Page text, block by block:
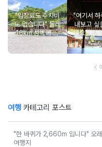
"입장료도 주차비
도 없습니다" 둘레
16km 성벽에 쌓
포 명소
"여기서
내보고 싶
네요" 퇴
직접 지어
명해진
여행 카테고리 포스트
"한 바퀴가 2,660m 입니다" 오
여행지